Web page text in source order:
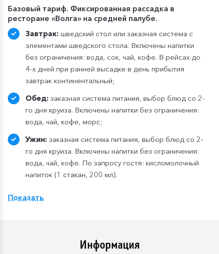
Базовый тариф. Фиксированная рассадка в
ресторане «Волга» на средней палубе.
Завтрак: шведский стол или заказная система с
элементами шведского стола. Включены напитки
без ограничения: вода, сок, чай, кофе. В рейсах до
4-х дней при ранней высадке в день прибытия
завтрак континентальный;
Обед: заказная система питания, выбор блюд со 2-
го дня круиза. Включены напитки без ограничения:
вода, чай, кофе, морс;
Ужин: заказная система питания, выбор блюд со 2-
го дня круиза. Включены напитки без ограничения:
вода, чай, кофе. По запросу гостя: кисломолочный
напиток (1 стакан, 200 мл).
ресторане «Нева» на шлюпочной палу
тариф предусмотрен по умолчанию.
Показать
Информация